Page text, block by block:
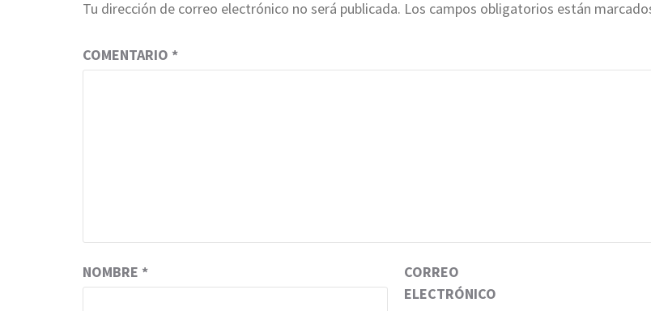
Tu dirección de correo electrónico no será publicada. Los campos obligatorios están
COMENTARIO *
NOMBRE *
CORREO
ELECTRÓNICO